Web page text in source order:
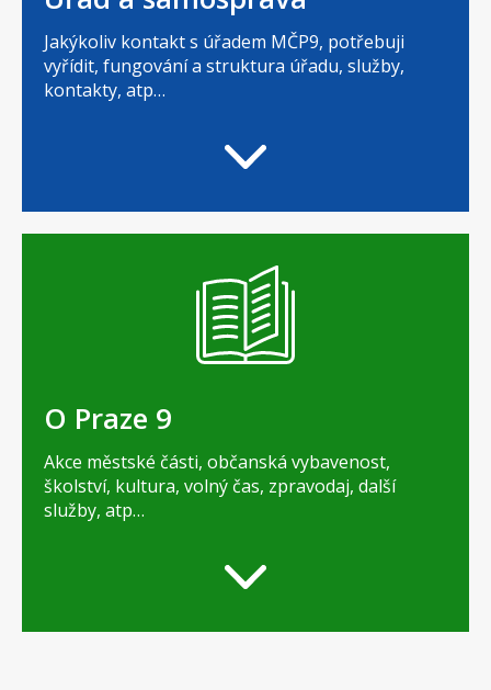
Jakýkoliv kontakt s úřadem MČP9, potřebuji
vyřídit, fungování a struktura úřadu, služby,
kontakty, atp…
O Praze 9
Akce městské části, občanská vybavenost,
školství, kultura, volný čas, zpravodaj, další
služby, atp…